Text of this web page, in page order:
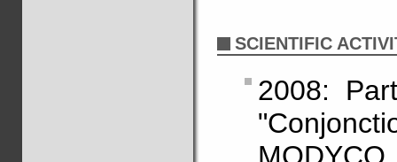
SCIENTIFIC
2008: